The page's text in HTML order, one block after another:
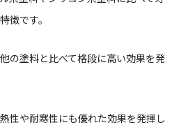
徴です。
の塗料と比べて格段に高い効果を発
性や耐寒性にも優れた効果を発揮し